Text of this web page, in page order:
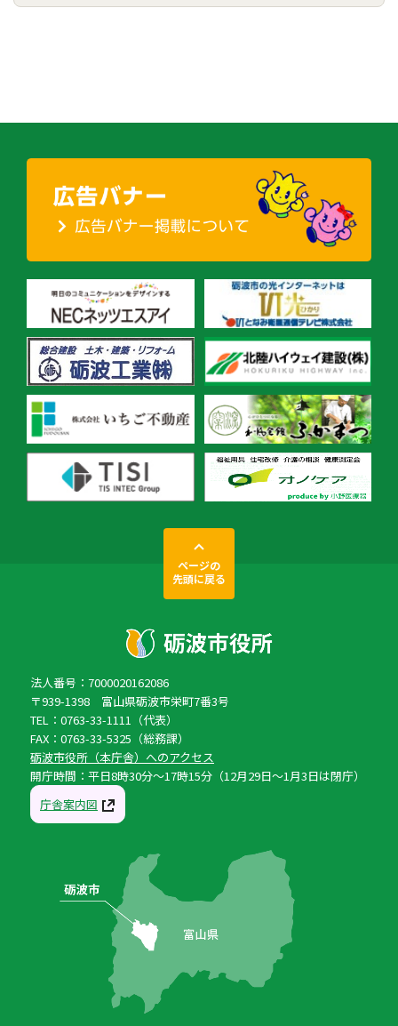
ページの
先頭に戻る
法人番号：7000020162086
〒939-1398 富山県砺波市栄町7番3号
TEL：0763-33-1111（代表）
FAX：0763-33-5325（総務課）
砺波市役所（本庁舎）へのアクセス
開庁時間：平日8時30分〜17時15分（12月29日〜1月3日は閉庁）
庁舎案内図